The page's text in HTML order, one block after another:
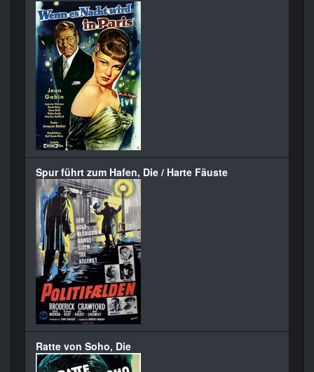
Spur führt zum Hafen, Die / Harte Fäuste
Ratte von Soho, Die